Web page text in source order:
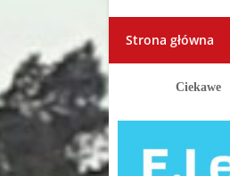
Strona główna
Ciekawe